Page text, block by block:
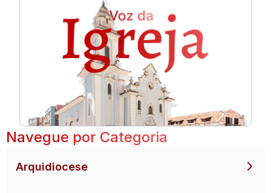
Navegue por Categoria
Arquidiocese